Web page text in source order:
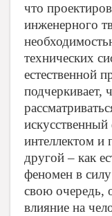
что
инженерного
технических
естественной
подчеркивает,
интеллектом и
другой – как
феномен в
свою очередь,
влияние на